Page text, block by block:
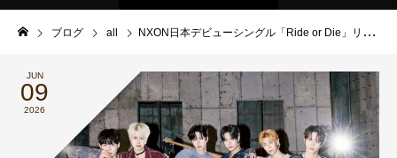
ブログ all NXON日本デビューシングル「Ride or Die」リリース記念イベント開催!!大宮アルシェ
JUN
09
2026